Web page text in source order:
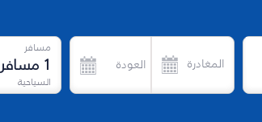
المغادرة العودة
مسافر
1 مسافر
السياحية